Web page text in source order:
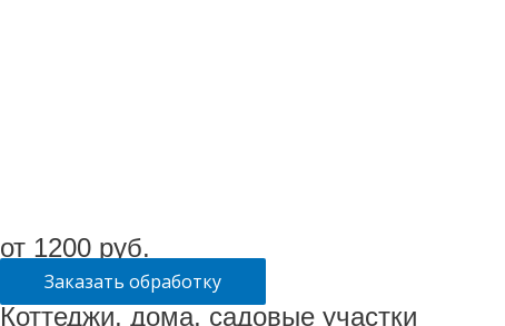
от 1200 руб.
Заказать обработку
Коттеджи, дома, садовые участки